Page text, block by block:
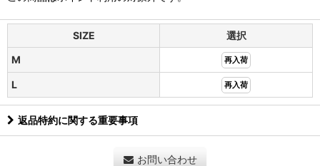
SIZE
選択
M
再入荷
L 再入荷
返品特約に関する重要事項
お問い合わせ